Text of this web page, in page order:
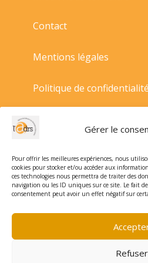
Gérer le
Pour offrir les meilleures expériences, nous
cookies pour stocker et/ou accéder aux
ces technologies nous permettra de traiter des
navigation ou les ID uniques sur ce site. Le fait
consentement peut avoir un effet négatif sur
Refuser
Contact
Mentions légales
Politique de confidentialité
Politique de cookies